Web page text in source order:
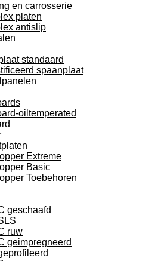
en carrosserie
platen
antislip
standaard
spaanplaat
oiltemperated
Extreme
Basic
Toebehoren
geschaafd
ruw
geimpregneerd